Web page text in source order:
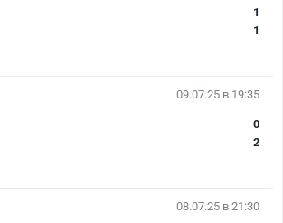
1
1
09.07.25 в 19:35
0
2
08.07.25 в 21:30